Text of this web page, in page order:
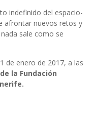
indefinido del espacio-
afrontar nuevos retos y
sale como se
de enero de 2017, a las
la Fundación